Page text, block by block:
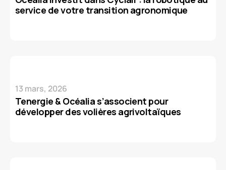
service de votre transition agronomique
13 mars, 2026
Tenergie & Océalia s’associent pour
développer des volières agrivoltaïques